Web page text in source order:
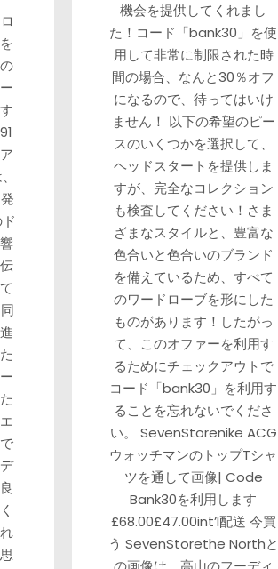
機会を提供してくれまし
た！コード「bank30」を使
用して非常に制限された時
間の場合、なんと30％オフ
になるので、待ってはいけ
ません！ 以下の希望のピー
スのいくつかを選択して、
ヘッドスタートを提供しま
すが、完全なコレクション
も検査してください！さま
ざまなスタイルと、豊富な
色合いと色合いのブランド
を備えているため、すべて
のワードローブを形にした
ものがあります！したがっ
て、このオファーを利用す
るためにチェックアウトで
コード「bank30」を利用す
ることを忘れないでくださ
い。 SevenStorenike ACG
ウォッチマンのトップTシャ
ツを通して画像| Code
Bank30を利用します
£68.00£47.00int’l配送 今買
う SevenStorethe Northと